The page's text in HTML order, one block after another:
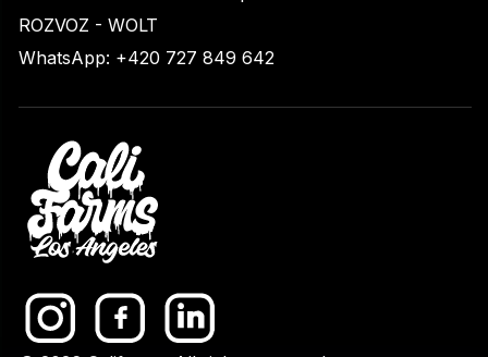
ROZVOZ - WOLT
WhatsApp: +420 727 849 642